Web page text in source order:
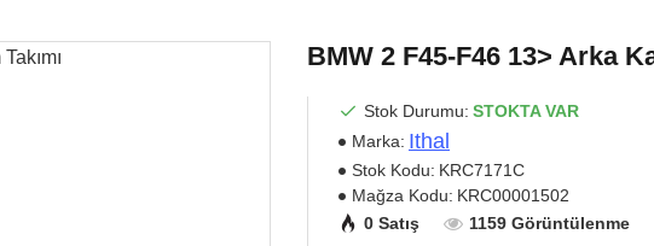
BMW 2 F45-F46 13> Arka
Stok Durumu: STOKTA VAR
Marka: Ithal
Stok Kodu: KRC7171C
Mağza Kodu: KRC00001502
0 Satış
1159 Görüntülenme